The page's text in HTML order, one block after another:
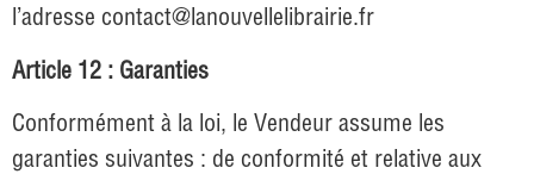
l’adresse contact@lanouvellelibrairie.fr
Article 12 : Garanties
Conformément à la loi, le Vendeur assume les
garanties suivantes : de conformité et relative aux